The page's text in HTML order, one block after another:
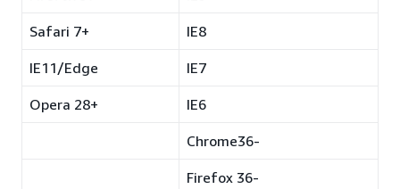
Safari 7+ IE8
IE11/Edge IE7
Opera 28+ IE6
Chrome36-
Firefox 36-